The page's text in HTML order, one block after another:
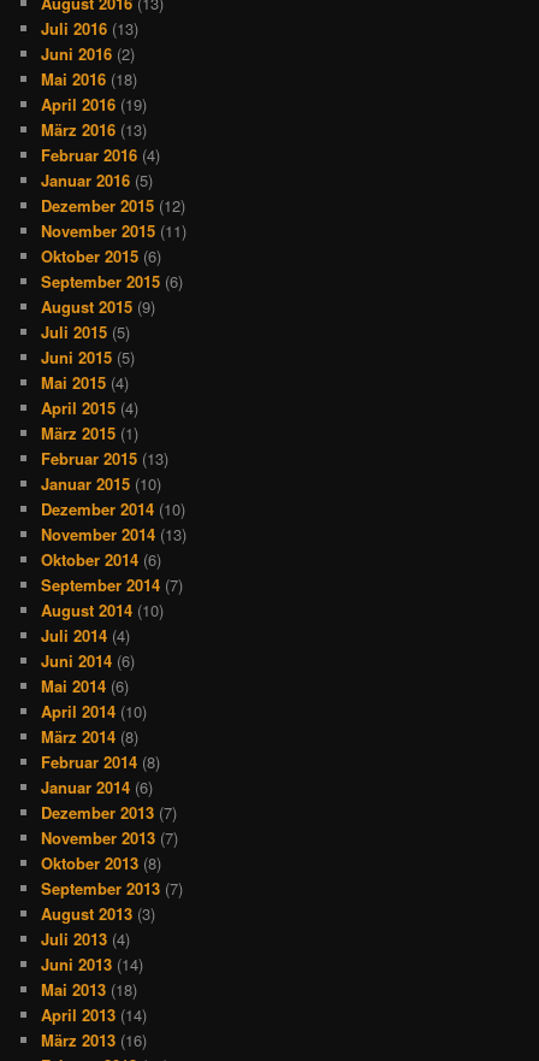
Juli 2016 (13)
Juni 2016 (2)
Mai 2016 (18)
April 2016 (19)
März 2016 (13)
Februar 2016 (4)
Januar 2016 (5)
Dezember 2015 (12)
November 2015 (11)
Oktober 2015 (6)
September 2015 (6)
August 2015 (9)
Juli 2015 (5)
Juni 2015 (5)
Mai 2015 (4)
April 2015 (4)
März 2015 (1)
Februar 2015 (13)
Januar 2015 (10)
Dezember 2014 (10)
November 2014 (13)
Oktober 2014 (6)
September 2014 (7)
August 2014 (10)
Juli 2014 (4)
Juni 2014 (6)
Mai 2014 (6)
April 2014 (10)
März 2014 (8)
Februar 2014 (8)
Januar 2014 (6)
Dezember 2013 (7)
November 2013 (7)
Oktober 2013 (8)
September 2013 (7)
August 2013 (3)
Juli 2013 (4)
Juni 2013 (14)
Mai 2013 (18)
April 2013 (14)
März 2013 (16)